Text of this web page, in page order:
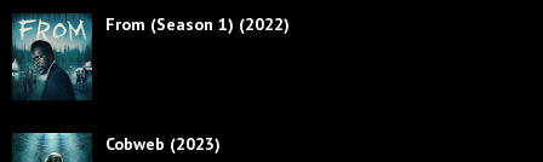
From (Season 1) (2022)
Cobweb (2023)